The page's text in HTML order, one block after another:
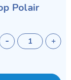
Polair